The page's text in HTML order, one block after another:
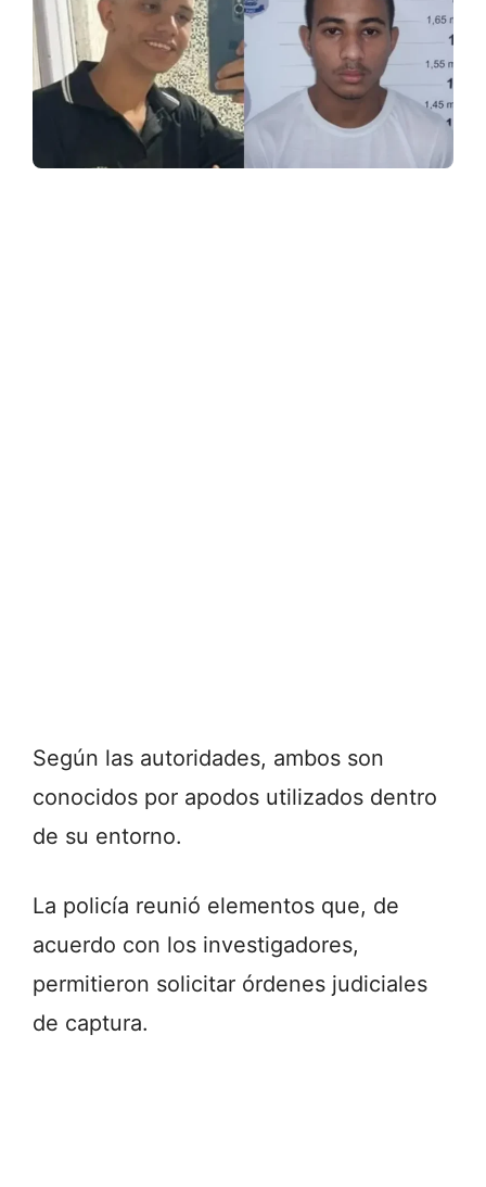
Según las autoridades, ambos son
conocidos por apodos utilizados dentro
de su entorno.
La policía reunió elementos que, de
acuerdo con los investigadores,
permitieron solicitar órdenes judiciales
de captura.